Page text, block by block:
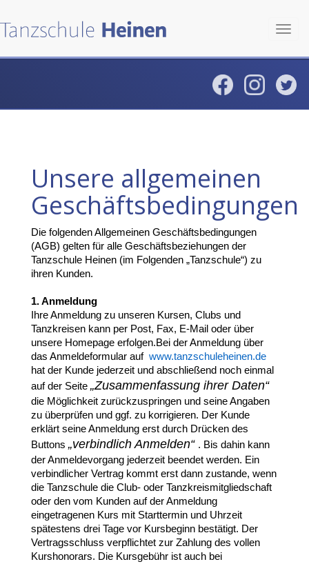
Unsere allgemeinen
Geschäftsbedingungen
Die folgenden Allgemeinen Geschäftsbedingungen
(AGB) gelten für alle Geschäftsbeziehungen der
Tanzschule Heinen (im Folgenden „Tanzschule“) zu
ihren Kunden.
1. Anmeldung
Ihre Anmeldung zu unseren Kursen, Clubs und
Tanzkreisen kann per Post, Fax, E-Mail oder über
unsere Homepage erfolgen.Bei der Anmeldung über
das Anmeldeformular auf www.tanzschuleheinen.de
hat der Kunde jederzeit und abschließend noch einmal
auf der Seite „Zusammenfassung ihrer Daten“
die Möglichkeit zurückzuspringen und seine Angaben
zu überprüfen und ggf. zu korrigieren. Der Kunde
erklärt seine Anmeldung erst durch Drücken des
Buttons „verbindlich Anmelden“ . Bis dahin kann
der Anmeldevorgang jederzeit beendet werden. Ein
verbindlicher Vertrag kommt erst dann zustande, wenn
die Tanzschule die Club- oder Tanzkreismitgliedschaft
oder den vom Kunden auf der Anmeldung
eingetragenen Kurs mit Starttermin und Uhrzeit
spätestens drei Tage vor Kursbeginn bestätigt. Der
Vertragsschluss verpflichtet zur Zahlung des vollen
Kurshonorars. Die Kursgebühr ist auch bei